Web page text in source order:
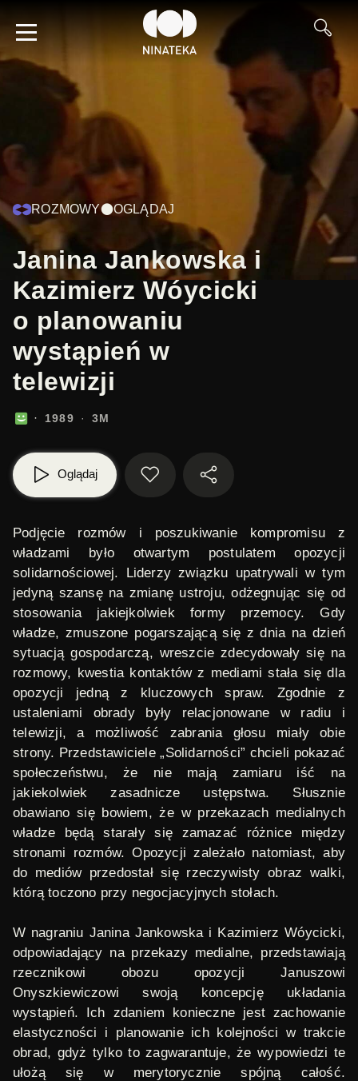
ROZMOWY OGLĄDAJ
Janina Jankowska i
Kazimierz Wóycicki
o planowaniu
wystąpień w
telewizji
1989 3M
Oglądaj
Podjęcie rozmów i poszukiwanie kompromisu z
władzami było otwartym postulatem opozycji
solidarnościowej. Liderzy związku upatrywali w tym
jedyną szansę na zmianę ustroju, odżegnując się od
stosowania jakiejkolwiek formy przemocy. Gdy
władze, zmuszone pogarszającą się z dnia na dzień
sytuacją gospodarczą, wreszcie zdecydowały się na
rozmowy, kwestia kontaktów z mediami stała się dla
opozycji jedną z kluczowych spraw. Zgodnie z
ustaleniami obrady były relacjonowane w radiu i
telewizji, a możliwość zabrania głosu miały obie
strony. Przedstawiciele „Solidarności” chcieli pokazać
społeczeństwu, że nie mają zamiaru iść na
jakiekolwiek zasadnicze ustępstwa. Słusznie
obawiano się bowiem, że w przekazach medialnych
władze będą starały się zamazać różnice między
stronami rozmów. Opozycji zależało natomiast, aby
do mediów przedostał się rzeczywisty obraz walki,
którą toczono przy negocjacyjnych stołach.
W nagraniu Janina Jankowska i Kazimierz Wóycicki,
odpowiadający na przekazy medialne, przedstawiają
rzecznikowi obozu opozycji Januszowi
Onyszkiewiczowi swoją koncepcję układania
wystąpień. Ich zdaniem konieczne jest zachowanie
elastyczności i planowanie ich kolejności w trakcie
obrad, gdyż tylko to zagwarantuje, że wypowiedzi te
ułożą się w merytorycznie spójną całość.